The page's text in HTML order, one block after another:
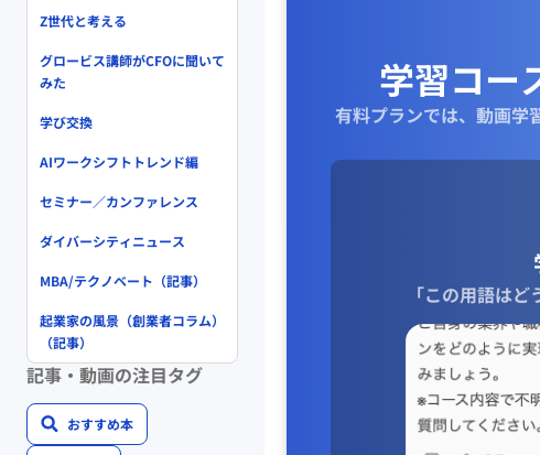
学習コー
有料プランでは、動画学
「この用語は
Z世代と考える
グロービス講師がCFOに聞いて
みた
学び交換
AIワークシフトトレンド編
セミナー／カンファレンス
ダイバーシティニュース
MBA/テクノベート（記事）
起業家の風景（創業者コラム）
（記事）
記事・動画の注目タグ
おすすめ本